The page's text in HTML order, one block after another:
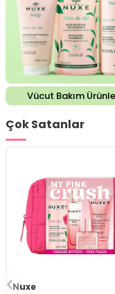
Vücut Bakım
Çok Satanlar
Nuxe